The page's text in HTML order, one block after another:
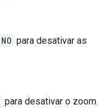
NO para desativar as
para desativar o zoom.